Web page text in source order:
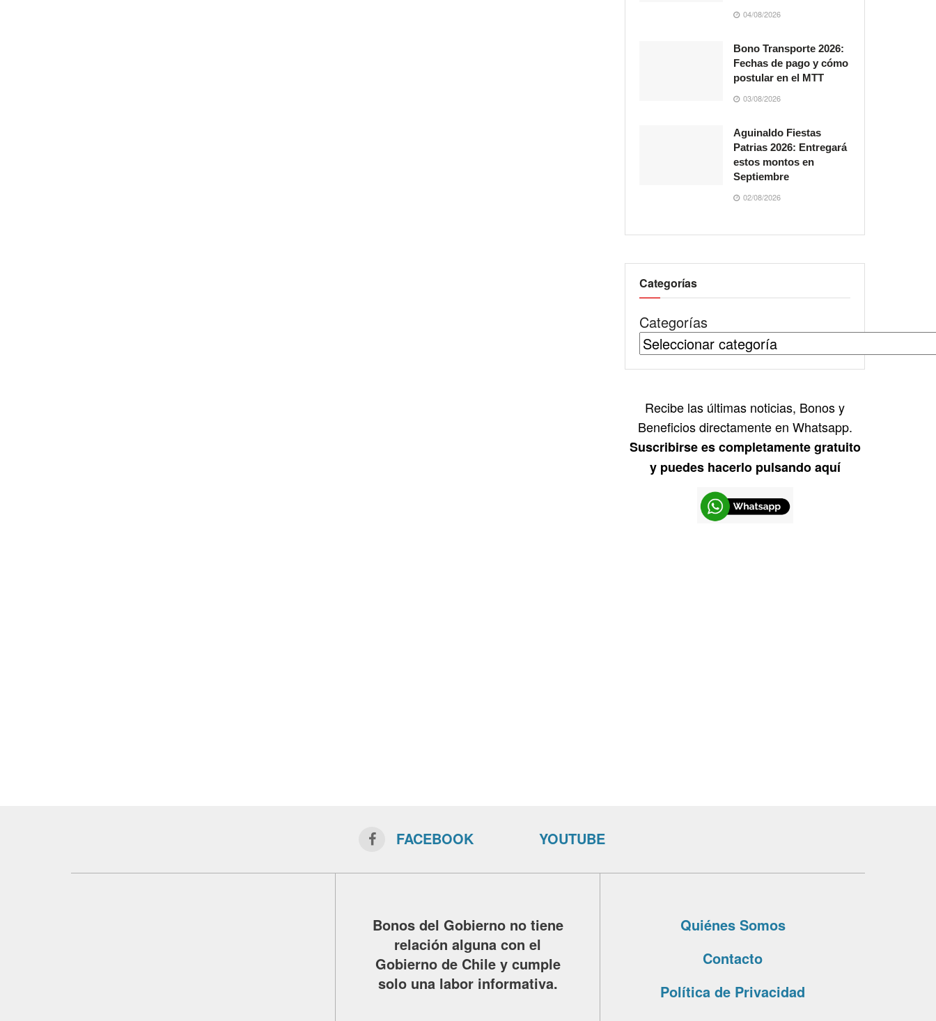
04/08/2026
Bono Transporte 2026:
Fechas de pago y cómo
postular en el MTT
03/08/2026
Aguinaldo Fiestas
Patrias 2026: Entregará
estos montos en
Septiembre
02/08/2026
Categorías
Categorías
Recibe las últimas noticias, Bonos y
Beneficios directamente en Whatsapp.
Suscribirse es completamente gratuito
y puedes hacerlo pulsando aquí
FACEBOOK YOUTUBE
Bonos del Gobierno no tiene
relación alguna con el
Gobierno de Chile y cumple
solo una labor informativa.
Quiénes Somos
Contacto
Política de Privacidad